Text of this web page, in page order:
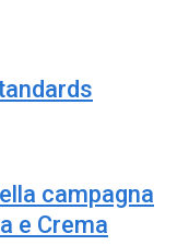
campagna
e Crema